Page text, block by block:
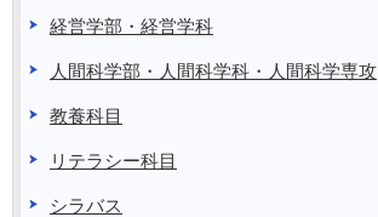
経営学部・経営学科
人間科学部・人間科学科・人間科学専攻
教養科目
リテラシー科目
シラバス